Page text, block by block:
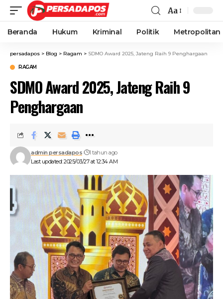
Aa
Beranda Hukum Kriminal Politik Metropolitan
persadapos > Blog > Ragam > SDMO Award 2025, Jateng Raih 9 Penghargaan
RAGAM
SDMO Award 2025, Jateng Raih 9
Penghargaan
Last updated: 2025/03/27 at 12:34 AM
admin persadapos 1 tahun ago